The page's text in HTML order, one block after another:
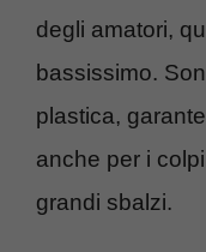
degli amatori,
bassissimo.
plastica,
anche per i
grandi sbalzi.